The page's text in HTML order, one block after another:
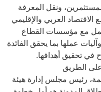
ونقل المعرفة
الاقتصاد العربي والإقليمي
مع مؤسسات القطاع
عملها بما يحقق الفائدة
في تحقيق أهدافها.
الطريق
رئيس مجلس إدارة هيئة